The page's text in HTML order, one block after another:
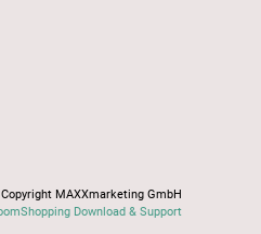
Copyright MAXXmarketing GmbH
Download & Support